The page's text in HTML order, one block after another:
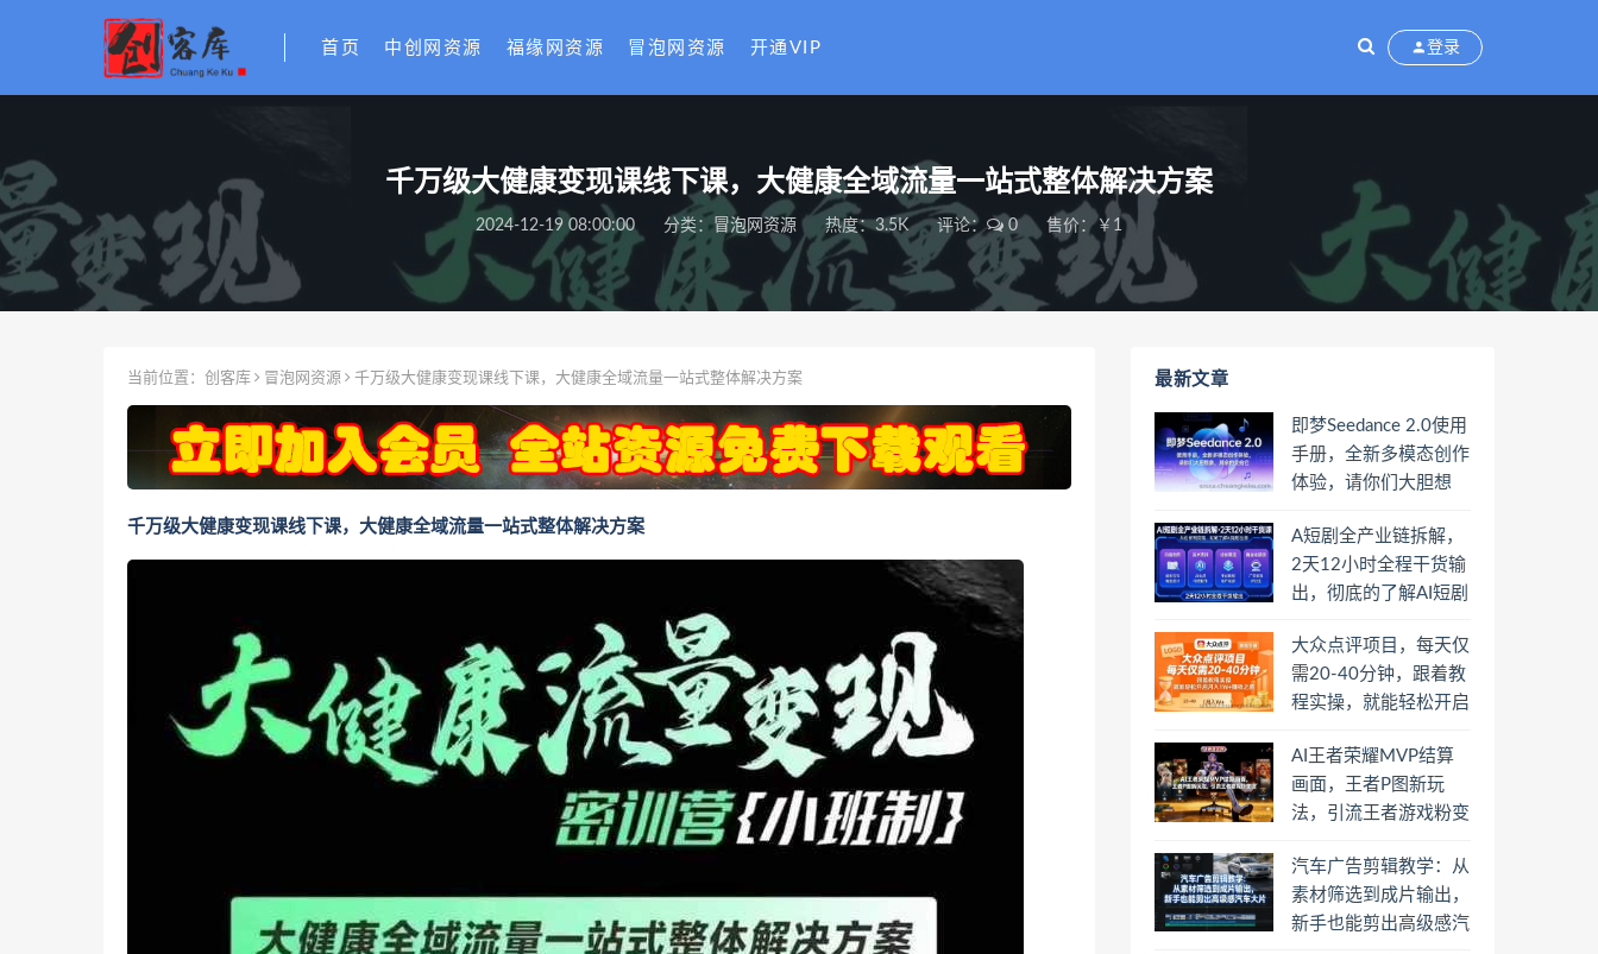
首页 中创网资源 福缘网资源 冒泡网资源 开通VIP 登录
千万级大健康变现课线下课，大健康全域流量一站式整体解决方案
2024-12-19 08:00:00 分类：冒泡网资源 热度：3.5K 评论： 0 售价：￥1
当前位置： 创客库 冒泡网资源 千万级大健康变现课线下课，大健康全域流量一站式整体解决方案
千万级大健康变现课线下课，大健康全域流量一站式整体解决方案
最新文章
即梦Seedance 2.0使用
手册，全新多模态创作
体验，请你们大胆想
A短剧全产业链拆解，
2天12小时全程干货输
出，彻底的了解AI短剧
大众点评项目，每天仅
需20-40分钟，跟着教
程实操，就能轻松开启
AI王者荣耀MVP结算
画面，王者P图新玩
法，引流王者游戏粉变
汽车广告剪辑教学：从
素材筛选到成片输出，
新手也能剪出高级感汽